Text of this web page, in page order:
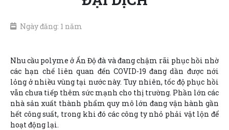
Ngày đăng: 1 năm
Nhu cầu polyme ở Ấn Độ đà và đang chậm rãi phục hồi nhờ
các hạn chế liên quan đến COVID-19 đang dần được nới
lỏng ở nhiều vùng tại nước này. Tuy nhiên, tốc độ phục hồi
vẫn chưa tiếp thêm sức mạnh cho thị trường. Phần lớn các
nhà sản xuất thành phẩm quy mô lớn đang vận hành gần
hết công suất, trong khi đó các công ty nhỏ phải vật lộn để
hoạt động lại.